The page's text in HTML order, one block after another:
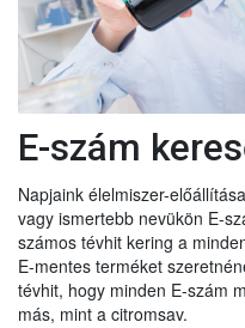
E-szám
Napjaink élelmiszer-
vagy ismertebb nevükön E-
számos tévhit kering a
E-mentes terméket
tévhit, hogy minden E-szám
más, mint a citromsav.